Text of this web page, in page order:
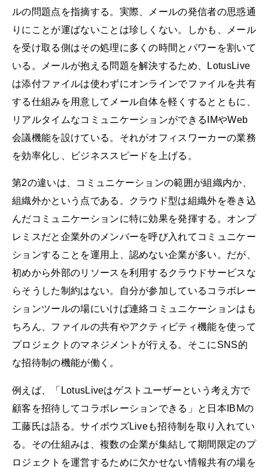
ルの問題点を指摘する。実際、メールの発信者の思惑通
りにことが運ばないことは珍しくない。しかも、メール
を受け取る側はその処理に多くの時間とパワーを割いて
いる。メールが抱える問題を解決するため、LotusLive
は添付ファイルは使わずにオンラインでファイルを共有
する仕組みを用意してメール自体を軽くするとともに、
リアルタイムなコミュニケーションができるIMやWeb
会議機能を設けている。それがオフィスワーカーの業務
を効率化し、ビジネススピードを上げる。
第2の違いは、コミュニケーションの範囲が組織内か、
組織外かという点である。クラウド型は組織外を巻き込
んだコミュニケーションに特に効果を発揮する。オンプ
レミスだと企業外のメンバーを呼び入れてコミュニケー
ションすることを運用上、認めない企業が多い。だが、
初めから外部のリソースを利用するクラウドサービスな
らそうした制約はない。自分が参加しているコラボレー
ションツールの場にいけば連絡コミュニケーションはも
ちろん、ファイルの共有やアクティビティ機能を使って
プロジェクトのマネジメントが行える。そこにSNS的
な招待制の機能が働く。
例えば、「LotusLiveはゲストユーザーという考え方で
顧客を招待してコラボレーションできる」と日本IBMの
工藤氏は語る。サイボウズLiveも招待制を取り入れてい
る。その仕組みは、複数の企業が集結して期間限定のプ
ロジェクトを運営するために欠かせない情報共有の場を